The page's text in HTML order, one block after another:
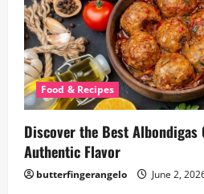
Food & Recipes
Discover the Best Albondigas
Authentic Flavor
butterfingerangelo June 2,